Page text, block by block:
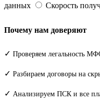
данных Скорость
Почему нам доверяют
✓ Проверяем легальность
✓ Разбираем договоры на
✓ Анализируем ПСК и все